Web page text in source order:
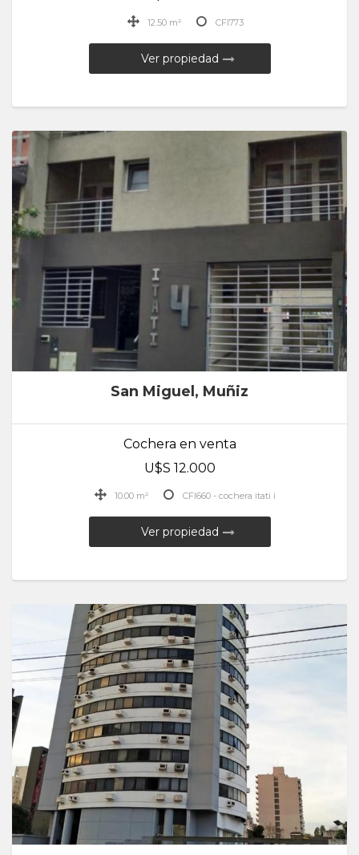
12.50 m² CFI773
Ver propiedad
San Miguel, Muñiz
Cochera en venta
U$S 12.000
10.00 m² CFI660 - cochera itati i
Ver propiedad